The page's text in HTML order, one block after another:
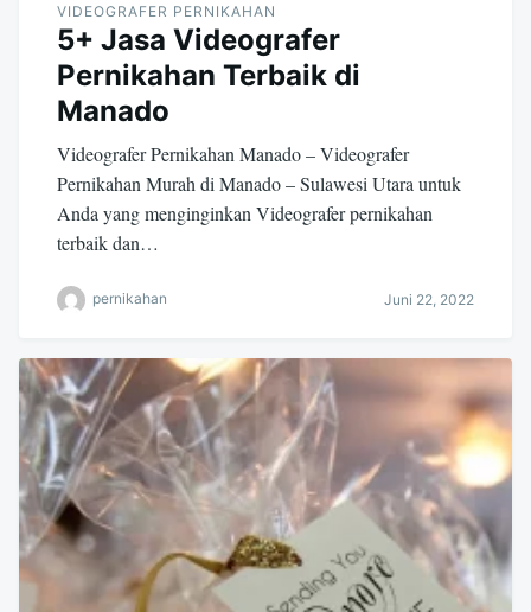
VIDEOGRAFER PERNIKAHAN
5+ Jasa Videografer
Pernikahan Terbaik di
Manado
Videografer Pernikahan Manado – Videografer
Pernikahan Murah di Manado – Sulawesi Utara untuk
Anda yang menginginkan Videografer pernikahan
terbaik dan…
pernikahan Juni 22, 2022